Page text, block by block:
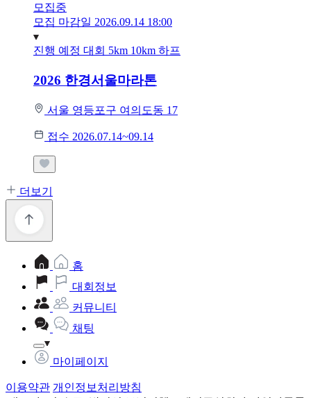
모집중
모집 마감일 2026.09.14 18:00
진행 예정 대회 5km 10km 하프
2026 한경서울마라톤
서울 영등포구 여의도동 17
접수 2026.07.14~09.14
더보기
홈
대회정보
커뮤니티
채팅
마이페이지
이용약관 개인정보처리방침